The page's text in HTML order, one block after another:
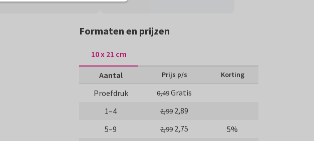
Formaten en prijzen
10 x 21 cm
Aantal Prijs p/s Korting
Proefdruk 0,49Gratis
1–4
2,99 2,89
5–9
2,99 2,75
5%